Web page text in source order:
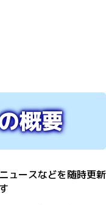
概要
ュースなどを随時更新